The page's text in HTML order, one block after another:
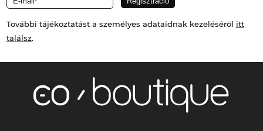
További tájékoztatást a személyes adataidnak kezeléséről itt
találsz.